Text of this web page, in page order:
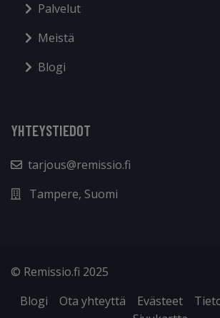
Palvelut
Meistä
Blogi
YHTEYSTIEDOT
tarjous@remissio.fi
Tampere, Suomi
© Remissio.fi 2025
Blogi
Ota yhteyttä Evästeet